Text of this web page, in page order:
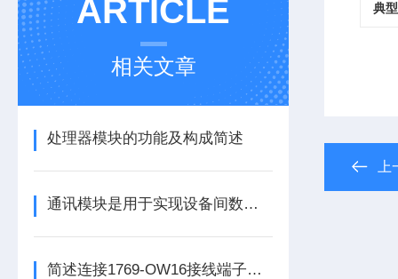
ARTICLE
相关文章
处理器模块的功能及构成简述
通讯模块是用于实现设备间数据传输与通信的集成化硬件组件
简述连接1769-OW16接线端子所需要注意的事项
典